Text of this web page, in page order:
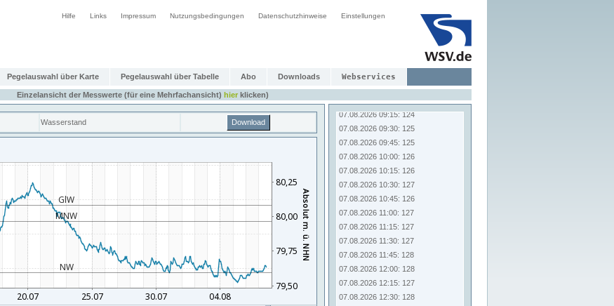
Hilfe Links Impressum Nutzungsbedingungen Datenschutzhinweise Einstellungen
Pegelauswahl über Karte Pegelauswahl über Tabelle Abo Downloads Webservices
Einzelansicht der Messwerte (für eine Mehrfachansicht) hierklicken)
Wasserstand Download
07.08.2026 07:30: 123
07.08.2026 08:30: 124
07.08.2026 08:45: 124
07.08.2026 09:00: 125
07.08.2026 09:15: 124
07.08.2026 09:30: 125
07.08.2026 09:45: 125
07.08.2026 10:00: 126
07.08.2026 10:15: 126
07.08.2026 10:30: 127
07.08.2026 10:45: 126
07.08.2026 11:00: 127
07.08.2026 11:15: 127
07.08.2026 11:30: 127
07.08.2026 11:45: 128
07.08.2026 12:00: 128
07.08.2026 12:15: 127
07.08.2026 12:30: 128